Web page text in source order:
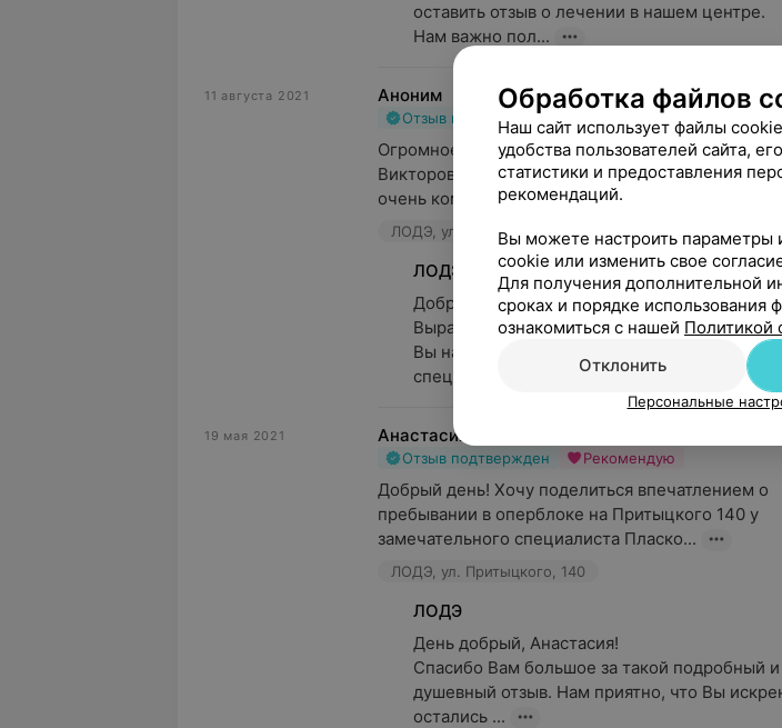
оставить отзыв о лечении в нашем центре.
Нам важно пол...
11 августа 2021 Аноним
Отзыв подтвержден Рекомендую
Огромное спасибо хирургу Литвинову Сергею
Викторовичу за его высокий профессионализм:
очень компетентно, чётко и быс...
ЛОДЭ, ул. Притыцкого, 140
ЛОДЭ
Добрый день, Владимир!
Выражаем Вам свою признательность за то,
Вы нашли время и оставили отзыв о работе
специалист...
19 мая 2021 Анастасия
Отзыв подтвержден Рекомендую
Добрый день! Хочу поделиться впечатлением о
пребывании в оперблоке на Притыцкого 140 у
замечательного специалиста Пласко...
ЛОДЭ, ул. Притыцкого, 140
ЛОДЭ
День добрый, Анастасия!
Спасибо Вам большое за такой подробный и
душевный отзыв. Нам приятно, что Вы
остались ...
Обработка файлов
Наш сайт использует файлы
удобства пользователей сайта,
статистики и предоставления
рекомендаций.
Вы можете настроить параметры
cookie или изменить свое
Для получения дополнительной
сроках и порядке
ознакомиться с нашей Политикой
Отклонить
Персональные